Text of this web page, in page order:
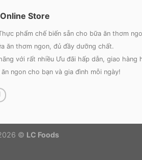
Store
phẩm chế biến sẵn cho bữa ăn thơm
ăn thơm ngon, đủ đầy dưỡng chất.
với rất nhiều Ưu đãi hấp dẫn, giao hàng
ngon cho bạn và gia đình mỗi ngày!
© LC Foods